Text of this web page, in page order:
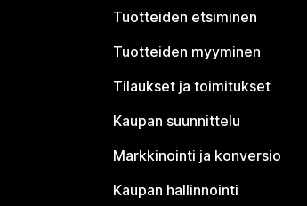
Tuotteiden etsiminen
Tuotteiden myyminen
Tilaukset ja toimitukset
Kaupan suunnittelu
Markkinointi ja konversio
Kaupan hallinnointi